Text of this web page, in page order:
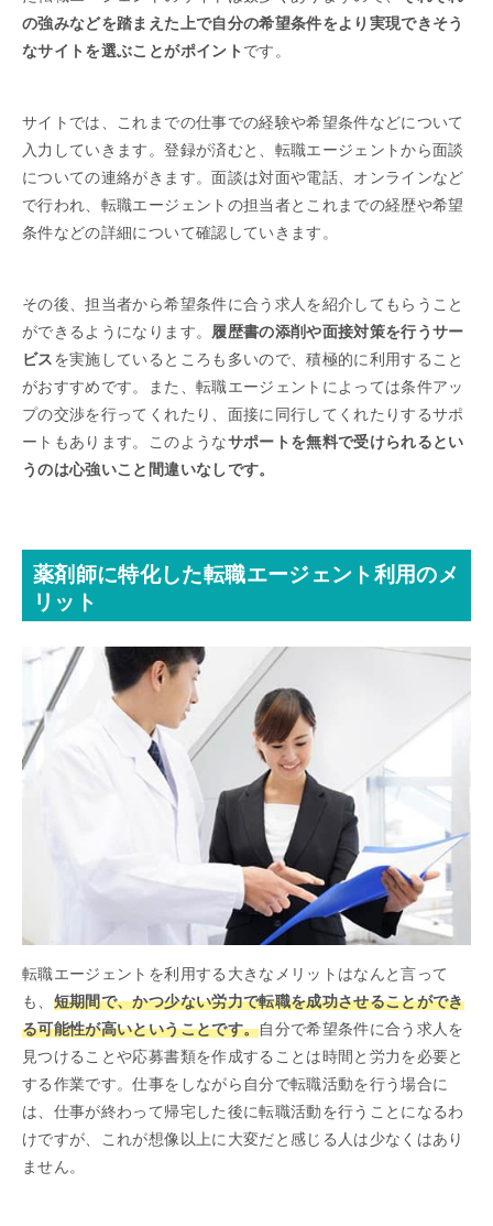
の強みなどを踏まえた上で自分の希望条件をより実現できそう
なサイトを選ぶことがポイント です。
サイトでは、これまでの仕事での経験や希望条件などについて
入力していきます。登録が済むと、転職エージェントから面談
についての連絡がきます。面談は対面や電話、オンラインなど
で行われ、転職エージェントの担当者とこれまでの経歴や希望
条件などの詳細について確認していきます。
その後、担当者から希望条件に合う求人を紹介してもらうこと
ができるようになります。 履歴書の添削や面接対策を行うサー
ビスを実施しているところも多いので、積極的に利用すること
がおすすめです。また、転職エージェントによっては条件アッ
プの交渉を行ってくれたり、面接に同行してくれたりするサポ
ートもあります。このようなサポートを無料で受けられるとい
うのは心強いこと間違いなしです。
薬剤師に特化した転職エージェント利用のメ
リット
転職エージェントを利用する大きなメリットはなんと言って
も、 短期間で、かつ少ない労力で転職を成功させることができ
る可能性が高いということです。自分で希望条件に合う求人を
見つけることや応募書類を作成することは時間と労力を必要と
する作業です。仕事をしながら自分で転職活動を行う場合に
は、仕事が終わって帰宅した後に転職活動を行うことになるわ
けですが、これが想像以上に大変だと感じる人は少なくはあり
ません。